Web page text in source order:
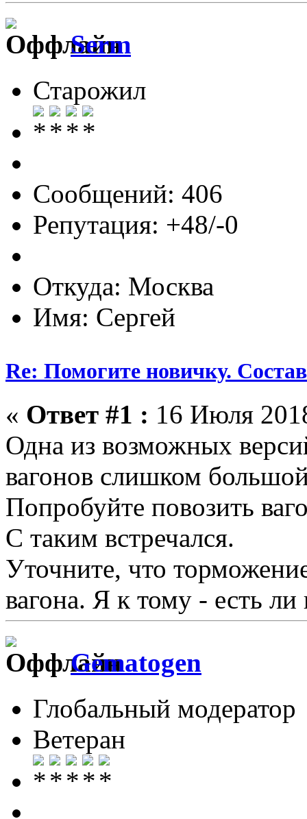
Serm
Старожил
Сообщений: 406
Репутация: +48/-0
Откуда: Москва
Имя: Сергей
Re: Помогите новичку.
« Ответ #1 : 16 Июля
Одна из возможных
вагонов слишком
Попробуйте повозить
С таким встречался.
Уточните, что
вагона. Я к тому - есть
Gematogen
Глобальный модератор
Ветеран